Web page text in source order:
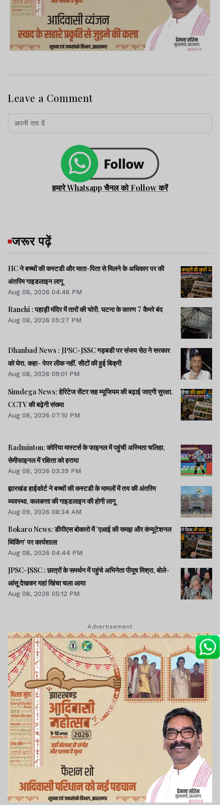
गुमला में 8.45 एकड़ जमीन
की धोखाधड़ी में रजिस्ट्री
कार्यालय के अफसर व
कर्मचारी शामिल
झारखंड न्यूज़
उघाड़ हो गया पलामू पुलिस व
जिला प्रशासन, पढ़ें पूरा
मामला...
नीचे दिए गए कमेंट बॉक्स में अपनी राय साझा करें
Leave a Comment
हमारे Whatsapp चैनल को Follow करें
जरूर पढ़ें
HC ने बच्चों की कस्टडी और माता-पिता से मिलने के अधिकार पर की
अंतरिम गाइडलाइन लागू
Aug 08, 2026 04:46 PM
Ranchi : पहाड़ी मंदिर में तारों की चोरी, घटना के कारण 7 कैमरे बंद
Aug 08, 2026 05:27 PM
Dhanbad News : JPSC-JSSC गड़बडी पर संजय सेठ ने सरकार
को घेरा, कहा- पेपर लीक नहीं, सीटों की हुई बिक्री
Aug 08, 2026 09:01 PM
Simdega News: हेरिटेज सेंटर सह म्यूजियम की बढ़ाई जाएगी सुरक्षा,
CCTV की बढ़ेगी संख्या
Aug 08, 2026 07:10 PM
Badminton: कोरिया मास्टर्स के फाइनल में पहुंची अस्मिता चलिहा,
सेमीफाइनल में रक्षिता को हराया
Aug 08, 2026 03:39 PM
झारखंड हाईकोर्ट ने बच्चों की कस्टडी के मामलों में तय की अंतरिम
व्यवस्था, कलकत्ता की गाइडलाइन की होगी लागू
Aug 09, 2026 08:34 AM
Bokaro News: डीपीएस बोकारो में 'एआई की समझ और कंप्यूटेशनल
थिंकिंग' पर कार्यशाला
Aug 08, 2026 04:44 PM
JPSC-JSSC : छात्रों के समर्थन में पहुंचे अभिनेता पीयूष मिश्रा, बोले-
आंसू देखकर यहां खिंचा चला आया
Aug 08, 2026 05:12 PM
Advertisement